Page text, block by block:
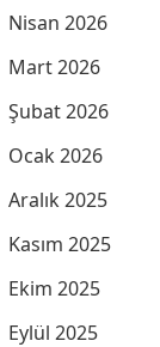
Nisan 2026
Mart 2026
Şubat 2026
Ocak 2026
Aralık 2025
Kasım 2025
Ekim 2025
Eylül 2025